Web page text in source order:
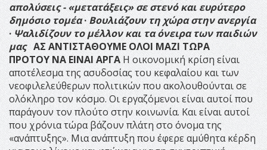
απολύσεις - «μετατάξεις» σε στενό και ευρύτερο
δημόσιο τομέα ·Βουλιάζουν τη χώρα στην ανεργία
· Ψαλιδίζουν το μέλλον και τα όνειρα των παιδιών
μας ΑΣ ΑΝΤΙΣΤΑΘΟΥΜΕ ΟΛΟΙ ΜΑΖΙ ΤΩΡΑ
ΠΡΟΤΟΥ ΝΑ ΕΙΝΑΙ ΑΡΓΑ Η οικονομική κρίση είναι
αποτέλεσμα της ασυδοσίας του κεφαλαίου και των
νεοφιλελεύθερων πολιτικών που ακολουθούνται σε
ολόκληρο τον κόσμο. Οι εργαζόμενοι είναι αυτοί που
παράγουν τον πλούτο στην κοινωνία. Και είναι αυτοί
που χρόνια τώρα βάζουν πλάτη στο όνομα της
«ανάπτυξης». Μια ανάπτυξη που έφερε αμύθητα κέρδη